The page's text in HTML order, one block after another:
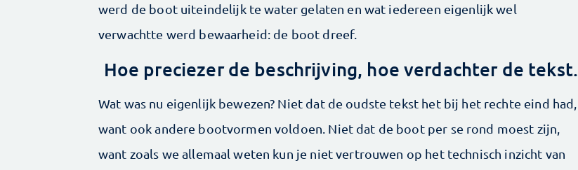
werd de boot uiteindelijk te water gelaten en wat iedereen eigenlijk wel
verwachtte werd bewaarheid: de boot dreef.
Hoe preciezer de beschrijving, hoe verdachter de tekst.
Wat was nu eigenlijk bewezen? Niet dat de oudste tekst het bij het rechte eind had,
want ook andere bootvormen voldoen. Niet dat de boot per se rond moest zijn,
want zoals we allemaal weten kun je niet vertrouwen op het technisch inzicht van